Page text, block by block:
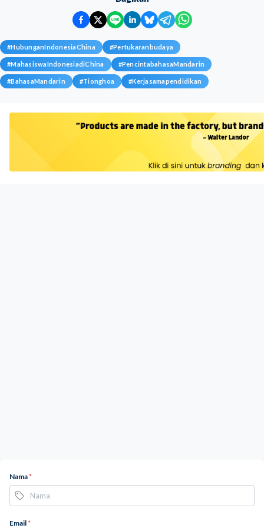
#HubunganIndonesiaChina #Pertukaranbudaya
#MahasiswaIndonesiadiChina #PencintabahasaMandarin
#BahasaMandarin #Tionghoa #Kerjasamapendidikan
Nama*
Email*